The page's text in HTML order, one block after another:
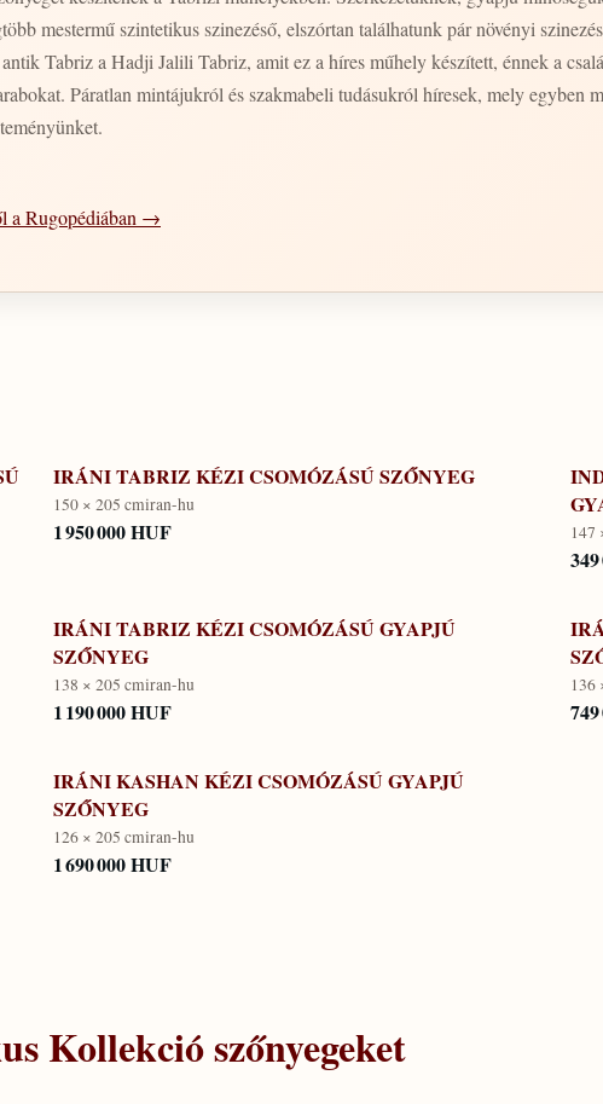
mestermű szintetikus szinezéső, elszórtan találhatunk pár növényi
Tabriz a Hadji Jalili Tabriz, amit ez a híres műhely készített, énnek a
Páratlan mintájukról és szakmabeli tudásukról híresek, mely egyben
a Rugopédiában →
IRÁNI TABRIZ KÉZI CSOMÓZÁSÚ SZŐNYEG
150 × 205 cmiran-hu
1 950 000 HUF 147
IRÁNI TABRIZ KÉZI CSOMÓZÁSÚ GYAPJÚ
SZŐNYEG
138 × 205 cmiran-hu
1 190 000 HUF
136
IRÁNI KASHAN KÉZI CSOMÓZÁSÚ GYAPJÚ
SZŐNYEG
126 × 205 cmiran-hu
1 690 000 HUF
Kollekciószőnyegeket